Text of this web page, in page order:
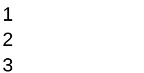
1
2
3